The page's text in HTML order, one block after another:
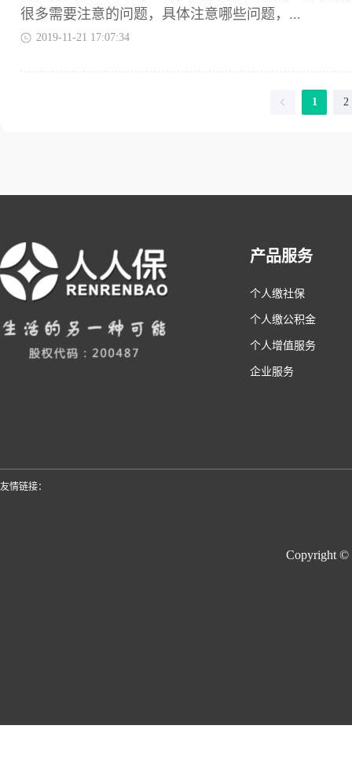
很多需要注意的问题，具体注意哪些问题，...
2019-11-21 17:07:34
1 2
产品服务
个人缴社保
个人缴公积金
个人增值服务
企业服务
友情链接：
Copyright ©